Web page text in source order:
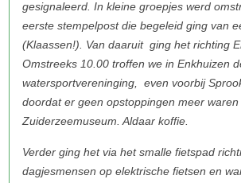
gesignaleerd. In kleine groepjes werd
eerste stempelpost die begeleid ging van
(Klaassen!). Van daaruit ging het richting
Omstreeks 10.00 troffen we in Enkhuizen
watersportvereninging, even voorbij
doordat er geen opstoppingen meer
Zuiderzeemuseum. Aldaar koffie.
Verder ging het via het smalle fietspad
dagjesmensen op elektrische fietsen en